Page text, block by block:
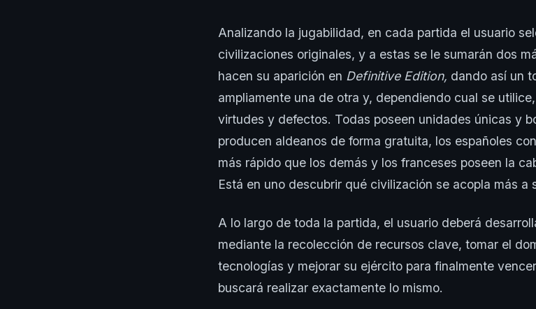
Analizando la jugabilidad, en cada partida el usuario
civilizaciones originales, y a estas se le sumarán dos
hacen su aparición en Definitive Edition, dando así un
ampliamente una de otra y, dependiendo cual se
virtudes y defectos. Todas poseen unidades únicas y
producen aldeanos de forma gratuita, los españoles
más rápido que los demás y los franceses poseen la
Está en uno descubrir qué civilización se acopla más a
A lo largo de toda la partida, el usuario deberá
mediante la recolección de recursos clave, tomar el
tecnologías y mejorar su ejército para finalmente
buscará realizar exactamente lo mismo.